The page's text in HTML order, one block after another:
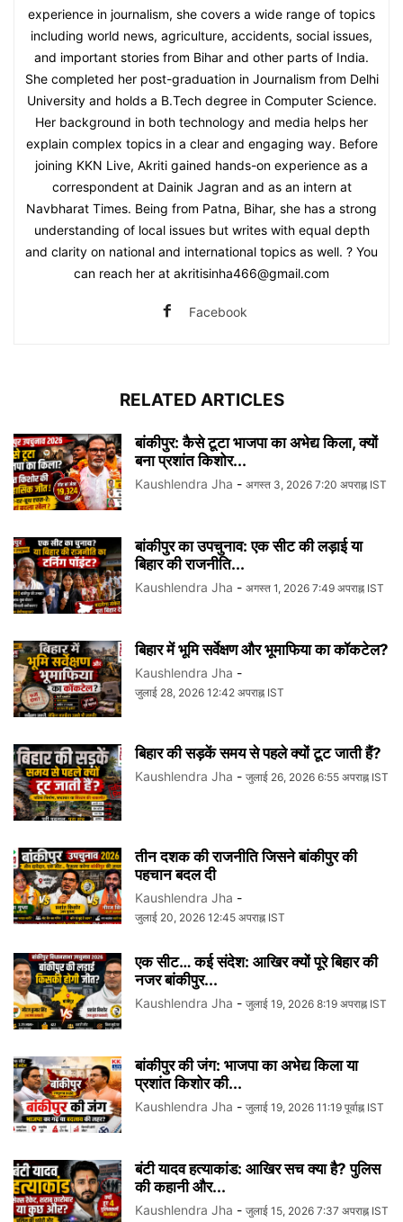
experience in journalism, she covers a wide range of topics
including world news, agriculture, accidents, social issues,
and important stories from Bihar and other parts of India.
She completed her post-graduation in Journalism from Delhi
University and holds a B.Tech degree in Computer Science.
Her background in both technology and media helps her
explain complex topics in a clear and engaging way. Before
joining KKN Live, Akriti gained hands-on experience as a
correspondent at Dainik Jagran and as an intern at
Navbharat Times. Being from Patna, Bihar, she has a strong
understanding of local issues but writes with equal depth
and clarity on national and international topics as well. ? You
can reach her at akritisinha466@gmail.com
Facebook
RELATED ARTICLES
बांकीपुर: कैसे टूटा भाजपा का अभेद्य किला, क्यों
बना प्रशांत किशोर...
Kaushlendra Jha - अगस्त 3, 2026 7:20 अपराह्न IST
बांकीपुर का उपचुनाव: एक सीट की लड़ाई या
बिहार की राजनीति...
Kaushlendra Jha - अगस्त 1, 2026 7:49 अपराह्न IST
बिहार में भूमि सर्वेक्षण और भूमाफिया का कॉकटेल?
Kaushlendra Jha -
जुलाई 28, 2026 12:42 अपराह्न IST
बिहार की सड़कें समय से पहले क्यों टूट जाती हैं?
Kaushlendra Jha - जुलाई 26, 2026 6:55 अपराह्न IST
तीन दशक की राजनीति जिसने बांकीपुर की
पहचान बदल दी
Kaushlendra Jha -
जुलाई 20, 2026 12:45 अपराह्न IST
एक सीट… कई संदेश: आखिर क्यों पूरे बिहार की
नजर बांकीपुर...
Kaushlendra Jha - जुलाई 19, 2026 8:19 अपराह्न IST
बांकीपुर की जंग: भाजपा का अभेद्य किला या
प्रशांत किशोर की...
Kaushlendra Jha - जुलाई 19, 2026 11:19 पूर्वाह्न IST
बंटी यादव हत्याकांड: आखिर सच क्या है? पुलिस
की कहानी और...
Kaushlendra Jha - जुलाई 15, 2026 7:37 अपराह्न IST